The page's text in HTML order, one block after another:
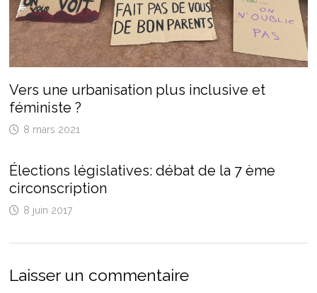
Vers une urbanisation plus inclusive et
féministe ?
8 mars 2021
Élections législatives: débat de la 7 ème
circonscription
8 juin 2017
Laisser un commentaire